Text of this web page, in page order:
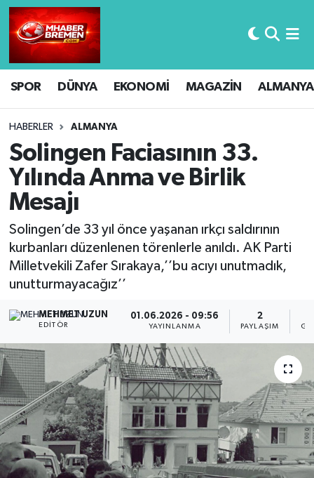
SPOR DÜNYA EKONOMİ MAGAZİN ALMANYA
HABERLER ALMANYA
Solingen Faciasının 33.
Yılında Anma ve Birlik
Mesajı
Solingen’de 33 yıl önce yaşanan ırkçı saldırının
kurbanları düzenlenen törenlerle anıldı. AK Parti
Milletvekili Zafer Sırakaya,’’bu acıyı unutmadık,
unutturmayacağız’’
MEHMET UZUN
EDITÖR
01.06.2026 - 09:56
YAYINLANMA
2
PAYLAŞIM
Hava Durumu
Trafik Durumu
Süper Lig Puan Durumu ve Fikstür
Tüm Manşetler
Son Dakika Haberleri
Haber Arşivi